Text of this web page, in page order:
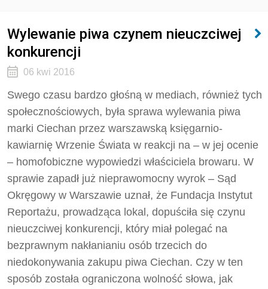
Wylewanie piwa czynem nieuczciwej
konkurencji
06 kwi 2016
Swego czasu bardzo głośną w mediach, również tych
społecznościowych, była sprawa wylewania piwa
marki Ciechan przez warszawską księgarnio-
kawiarnię Wrzenie Świata w reakcji na – w jej ocenie
– homofobiczne wypowiedzi właściciela browaru. W
sprawie zapadł już nieprawomocny wyrok – Sąd
Okręgowy w Warszawie uznał, że Fundacja Instytut
Reportażu, prowadząca lokal, dopuściła się czynu
nieuczciwej konkurencji, który miał polegać na
bezprawnym nakłanianiu osób trzecich do
niedokonywania zakupu piwa Ciechan. Czy w ten
sposób została ograniczona wolność słowa, jak